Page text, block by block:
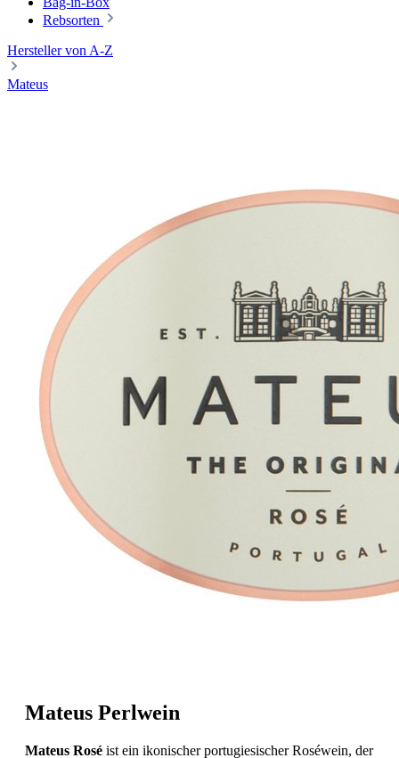
Rebsorten
Hersteller von A-Z
Mateus
Mateus Perlwein
Mateus Rosé ist ein ikonischer portugiesischer Roséwein, der